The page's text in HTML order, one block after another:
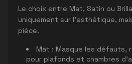
Le choix entre Mat, Satin ou
uniquement sur l'esthétique,
pièce.
Mat : Masque les défauts,
pour plafonds et chambres